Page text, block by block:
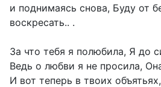
и поднимаясь снова, Буду от
воскресать.. .
За что тебя я полюбила, Я до
Ведь о любви я не просила,
И вот теперь в твоих